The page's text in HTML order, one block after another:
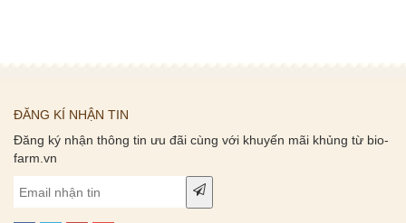
ĐĂNG KÍ NHẬN TIN
Đăng ký nhận thông tin ưu đãi cùng với khuyến mãi khủng từ bio-
farm.vn